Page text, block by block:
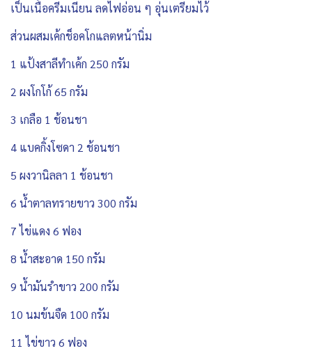
เป็นเนื้อครีมเนียน ลดไฟอ่อน ๆ อุ่นเตรียมไว้
ส่วนผสมเค้กช็อคโกแลตหน้านิ่ม
1 แป้งสาลีทำเค้ก 250 กรัม
2 ผงโกโก้ 65 กรัม
3 เกลือ 1 ช้อนชา
4 แบคกิ้งโซดา 2 ช้อนชา
5 ผงวานิลลา 1 ช้อนชา
6 น้ำตาลทรายขาว 300 กรัม
7 ไข่แดง 6 ฟอง
8 น้ำสะอาด 150 กรัม
9 น้ำมันรำขาว 200 กรัม
10 นมข้นจืด 100 กรัม
11 ไข่ขาว 6 ฟอง